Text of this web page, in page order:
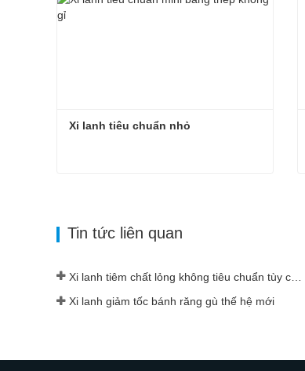
Xi lanh tiêu chuẩn nhỏ
Tin tức liên quan
Xi lanh giảm tốc bánh răng gù thế hệ mới